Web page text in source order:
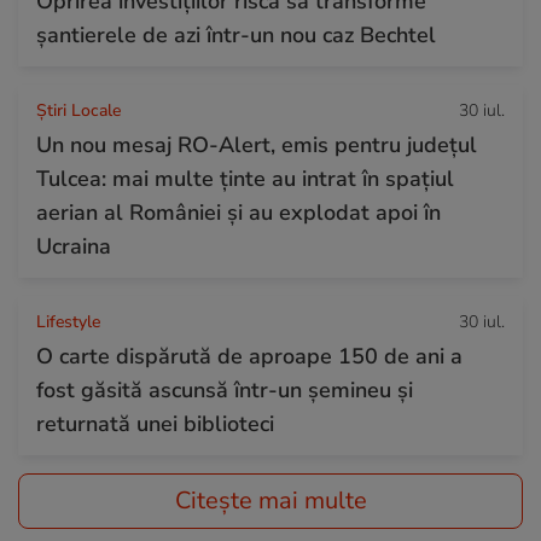
șantierele de azi într-un nou caz Bechtel
Știri Locale 30 iul.
Un nou mesaj RO-Alert, emis pentru județul
Tulcea: mai multe ținte au intrat în spațiul
aerian al României și au explodat apoi în
Ucraina
Lifestyle 30 iul.
O carte dispărută de aproape 150 de ani a
fost găsită ascunsă într-un șemineu și
returnată unei biblioteci
Citește mai multe